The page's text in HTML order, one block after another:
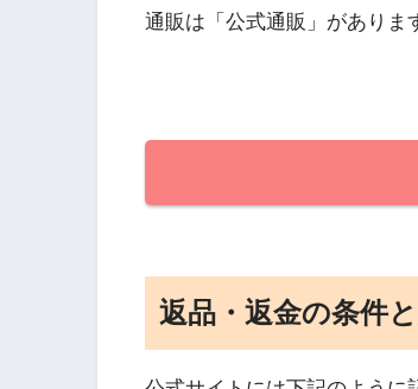
通販は「公式通販」がありま
返品・返金の条件